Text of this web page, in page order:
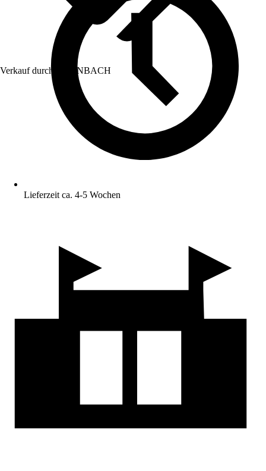
Verkauf durch: HORNBACH
Lieferzeit ca. 4-5 Wochen